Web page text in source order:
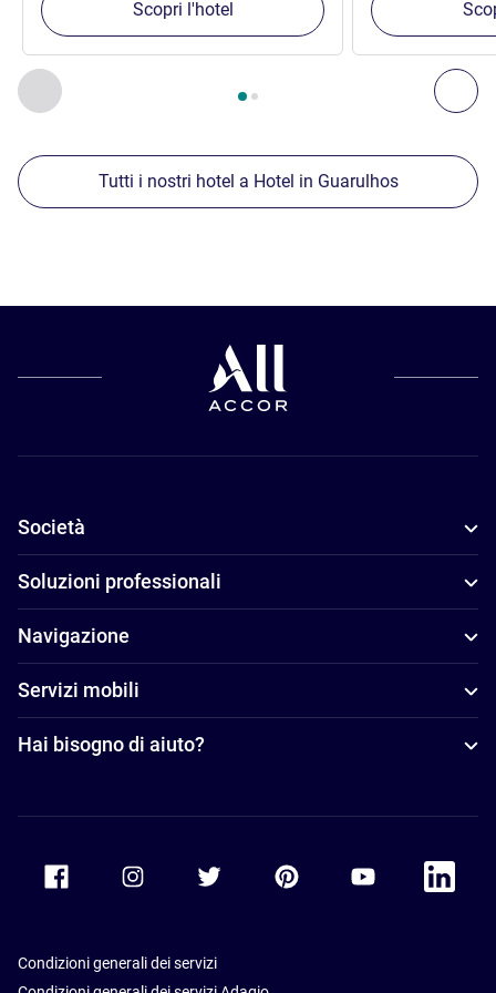
Precedente - Nostre ulteriori strutture nelle vicinanze
Pagina , Nostre ulteriori strutture nelle vicinanze 1 :,
Scopri l'hotel
Tutti i nostri hotel a Hotel in Guarulhos
Società
Soluzioni professionali
Navigazione
Servizi mobili
Hai bisogno di aiuto?
Accor Youtube
Accor
Condizioni generali dei servizi